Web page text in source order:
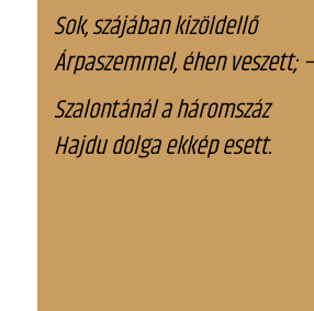
Sok, szájában kizöldellő
Árpaszemmel, éhen veszett; –
Szalontánál a háromszáz
Hajdu dolga ekkép esett.